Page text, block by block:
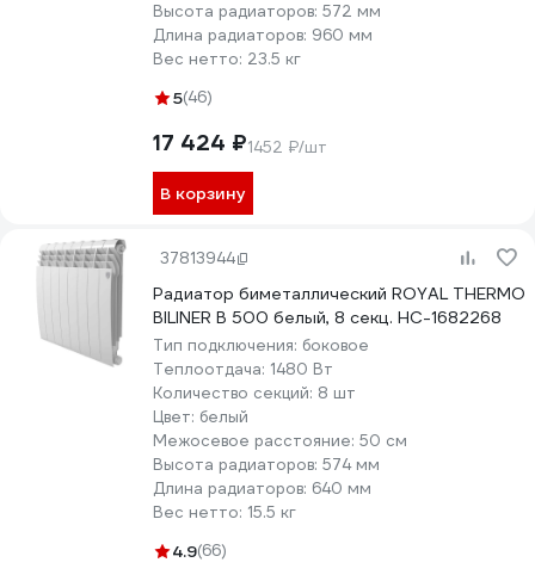
Высота радиаторов: 572 мм
Длина радиаторов: 960 мм
Вес нетто: 23.5 кг
5(46)
17 424 ₽1452 ₽/шт
В корзину
37813944
Радиатор биметаллический ROYAL THERMO
BILINER B 500 белый, 8 секц. НС-1682268
Тип подключения: боковое
Теплоотдача: 1480 Вт
Количество секций: 8 шт
Цвет: белый
Межосевое расстояние: 50 см
Высота радиаторов: 574 мм
Длина радиаторов: 640 мм
Вес нетто: 15.5 кг
4.9(66)